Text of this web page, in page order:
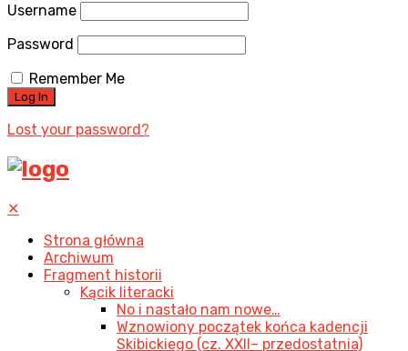
Username
Password
Remember Me
Lost your password?
✕
Strona główna
Archiwum
Fragment historii
Kącik literacki
No i nastało nam nowe…
Wznowiony początek końca kadencji
Skibickiego (cz. XXII– przedostatnia)